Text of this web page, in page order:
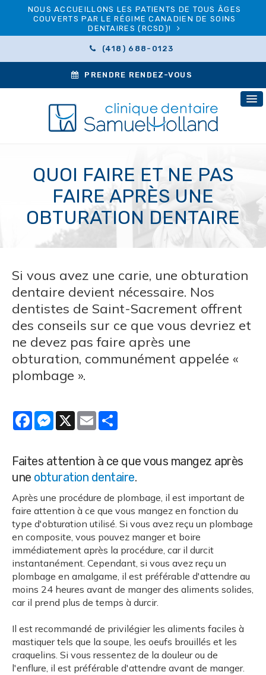
NOUS ACCUEILLONS LES PATIENTS DE TOUS ÂGES
COUVERTS PAR LE RÉGIME CANADIEN DE SOINS
DENTAIRES (RCSD)!
(418) 688-0123
PRENDRE RENDEZ-VOUS
QUOI FAIRE ET NE PAS
FAIRE APRÈS UNE
OBTURATION DENTAIRE
Si vous avez une carie, une obturation
dentaire devient nécessaire. Nos
dentistes de Saint-Sacrement offrent
des conseils sur ce que vous devriez et
ne devez pas faire après une
obturation, communément appelée «
plombage ».
FacebookMessenger
X Email
Faites attention à ce que vous mangez après
une obturation dentaire.
Après une procédure de plombage, il est important de
faire attention à ce que vous mangez en fonction du
type d'obturation utilisé. Si vous avez reçu un plombage
en composite, vous pouvez manger et boire
immédiatement après la procédure, car il durcit
instantanément. Cependant, si vous avez reçu un
plombage en amalgame, il est préférable d'attendre au
moins 24 heures avant de manger des aliments solides,
car il prend plus de temps à durcir.
Il est recommandé de privilégier les aliments faciles à
mastiquer tels que la soupe, les oeufs brouillés et les
craquelins. Si vous ressentez de la douleur ou de
l'enflure, il est préférable d'attendre avant de manger.